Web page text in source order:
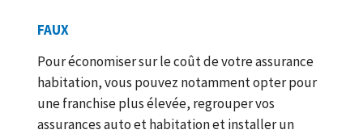
FAUX
Pour économiser sur le coût de votre assurance
habitation, vous pouvez notamment opter pour
une franchise plus élevée, regrouper vos
assurances auto et habitation et installer un